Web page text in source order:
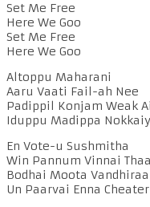
Set Me Free
Here We Goo
Set Me Free
Here We Goo
Altoppu Maharani
Aaru Vaati Fail-ah Nee
Padippil Konjam Weak
Iduppu Madippa
En Vote-u Sushmitha
Win Pannum Vinnai
Bodhai Moota Vandhiraa
Un Paarvai Enna